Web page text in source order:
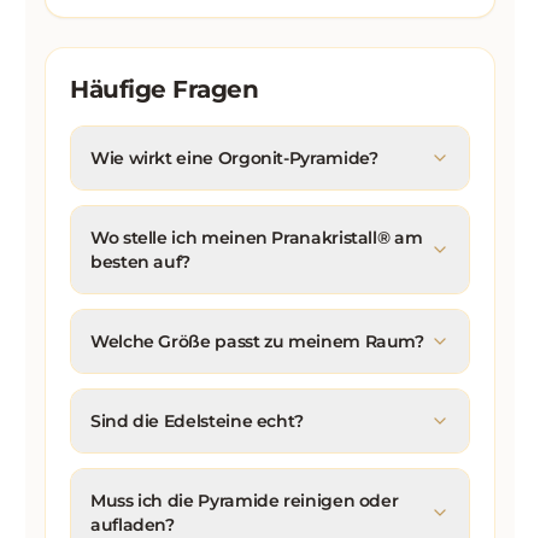
Häufige Fragen
Wie wirkt eine Orgonit-Pyramide?
Wo stelle ich meinen Pranakristall® am
besten auf?
Welche Größe passt zu meinem Raum?
Sind die Edelsteine echt?
Muss ich die Pyramide reinigen oder
aufladen?